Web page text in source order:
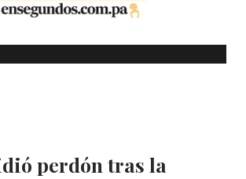
perdón tras la